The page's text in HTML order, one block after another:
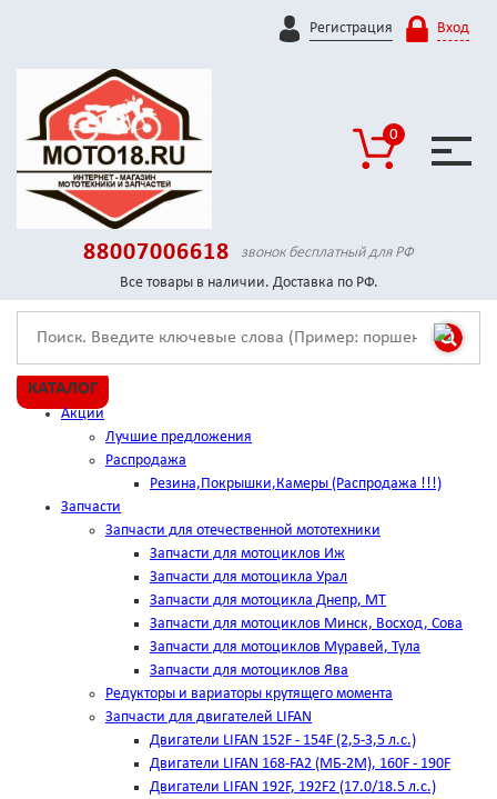
Регистрация Вход
0
88007006618
звонок бесплатный для РФ
Все товары в наличии. Доставка по РФ.
КАТАЛОГ
Акции
Лучшие предложения
Распродажа
Резина,Покрышки,Камеры (Распродажа !!!)
Запчасти
Запчасти для отечественной мототехники
Запчасти для мотоциклов Иж
Запчасти для мотоцикла Урал
Запчасти для мотоцикла Днепр, МТ
Запчасти для мотоциклов Минск, Восход, Сова
Запчасти для мотоциклов Муравей, Тула
Запчасти для мотоциклов Ява
Редукторы и вариаторы крутящего момента
Запчасти для двигателей LIFAN
Двигатели LIFAN 152F - 154F (2,5-3,5 л.с.)
Двигатели LIFAN 168-FA2 (МБ-2М), 160F - 190F
Двигатели LIFAN 192F, 192F2 (17.0/18.5 л.с.)